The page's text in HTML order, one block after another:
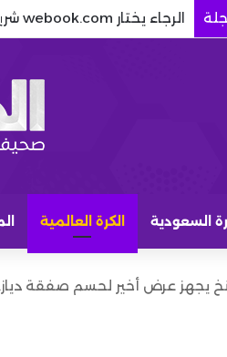
الرجاء يختار webook.com شريكًا رسميًا للتذاكر
السعودية الكرة العالمية
يجهز عرض أخير لحسم صفقة